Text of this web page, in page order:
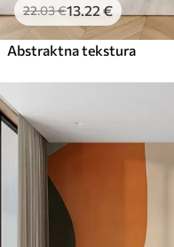
22.03€13 .22 €
Abstraktna tekstura